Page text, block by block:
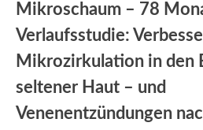
Mikroschaum – 78
Verlaufsstudie:
Mikrozirkulation in den
seltener Haut – und
Venenentzündungen